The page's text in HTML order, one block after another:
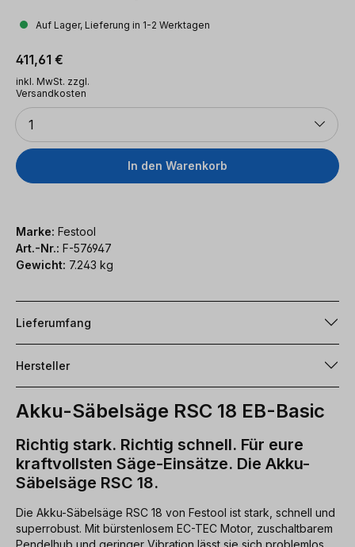
Auf Lager, Lieferung in 1-2 Werktagen
Regulärer Preis:
411,61 €
inkl. MwSt. zzgl.
Versandkosten
Anzahl
1
In den Warenkorb
Marke: Festool
Art.-Nr.: F-576947
Gewicht: 7.243 kg
Lieferumfang
Hersteller
Akku-Säbelsäge RSC 18 EB-Basic
Richtig stark. Richtig schnell. Für eure
kraftvollsten Säge-Einsätze. Die Akku-
Säbelsäge RSC 18.
Die Akku-Säbelsäge RSC 18 von Festool ist stark, schnell und
superrobust. Mit bürstenlosem EC-TEC Motor, zuschaltbarem
Pendelhub und geringer Vibration lässt sie sich problemlos